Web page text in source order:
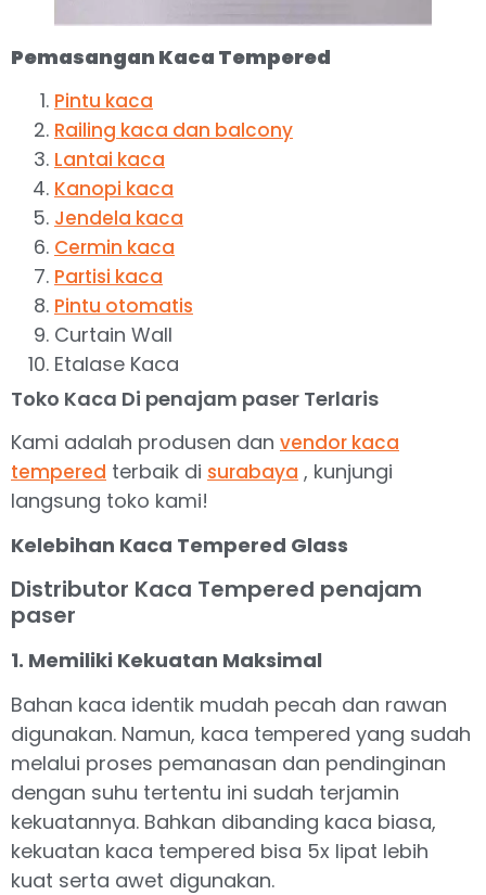
Pemasangan Kaca Tempered
Pintu kaca
Railing kaca dan balcony
Lantai kaca
Kanopi kaca
Jendela kaca
Cermin kaca
Partisi kaca
Pintu otomatis
Curtain Wall
Etalase Kaca
Toko Kaca Di penajam paser Terlaris
Kami adalah produsen dan vendor kaca
tempered terbaik di surabaya , kunjungi
langsung toko kami!
Kelebihan Kaca Tempered Glass
Distributor Kaca Tempered penajam
paser
1. Memiliki Kekuatan Maksimal
Bahan kaca identik mudah pecah dan rawan
digunakan. Namun, kaca tempered yang sudah
melalui proses pemanasan dan pendinginan
dengan suhu tertentu ini sudah terjamin
kekuatannya. Bahkan dibanding kaca biasa,
kekuatan kaca tempered bisa 5x lipat lebih
kuat serta awet digunakan.